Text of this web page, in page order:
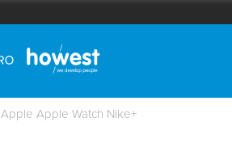
Apple Apple Watch Nike+